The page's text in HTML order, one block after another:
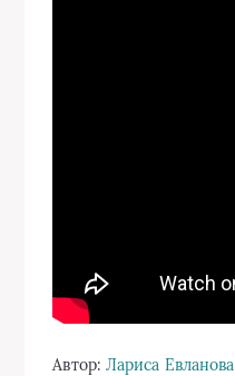
Автор: Лариса Евланова